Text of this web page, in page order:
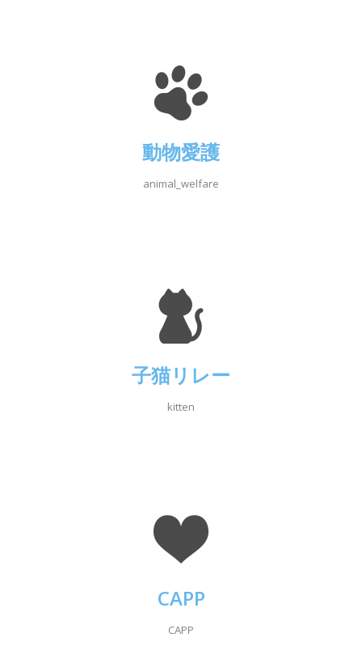
動物愛護
animal_welfare
子猫リレー
kitten
CAPP
CAPP